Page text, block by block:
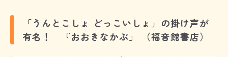
「うんとこしょ どっこいしょ」の掛け声が
有名！ 『おおきなかぶ』 （福音館書店）